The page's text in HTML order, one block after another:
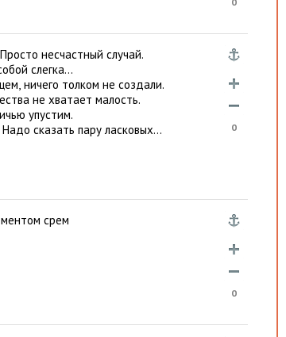
несчастный случай.
слегка…
, ничего толком не создали.
не хватает малость.
упустим.
сказать пару ласковых…
0
срем
0